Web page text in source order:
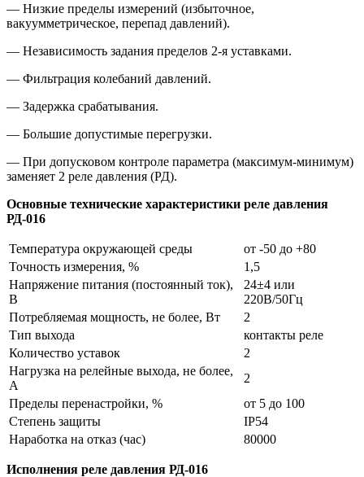
— Низкие пределы измерений (избыточное,
вакуумметрическое, перепад давлений).
— Независимость задания пределов 2-я уставками.
— Фильтрация колебаний давлений.
— Задержка срабатывания.
— Большие допустимые перегрузки.
— При допусковом контроле параметра (максимум-минимум)
заменяет 2 реле давления (РД).
Основные технические характеристики реле давления
РД-016
Температура окружающей среды
от -50 до +80
Точность измерения, %
1,5
Напряжение питания (постоянный ток),
В
24±4 или
220В/50Гц
Потребляемая мощность, не более, Вт
2
Тип выхода
контакты реле
Количество уставок
2
Нагрузка на релейные выхода, не более,
А
2
Пределы перенастройки, %
от 5 до 100
Степень защиты
IP54
Наработка на отказ (час)
80000
Исполнения реле давления РД-016